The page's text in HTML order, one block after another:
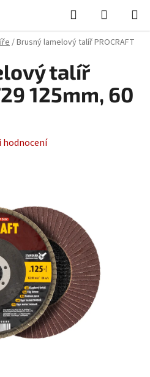
Hledat
KOŠÍK
/Brusný lamelový talíř PROCRAFT
talíř
125mm, 60